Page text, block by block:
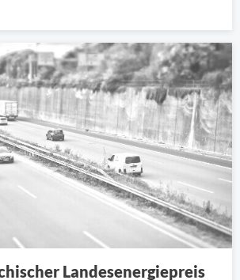
Landesenergiepreis